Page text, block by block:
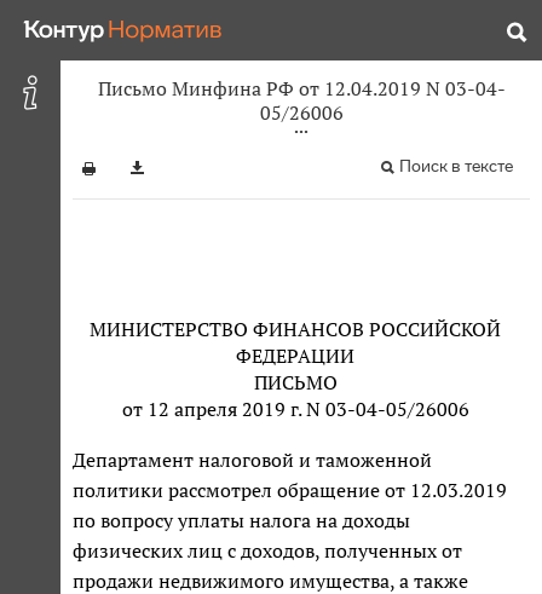
Письмо Минфина РФ от 12.04.2019 N 03-04-
05/26006
Поиск в тексте
МИНИСТЕРСТВО ФИНАНСОВ РОССИЙСКОЙ
ФЕДЕРАЦИИ
ПИСЬМО
от 12 апреля 2019 г. N 03-04-05/26006
Департамент налоговой и таможенной
политики рассмотрел обращение от 12.03.2019
по вопросу уплаты налога на доходы
физических лиц с доходов, полученных от
продажи недвижимого имущества, а также